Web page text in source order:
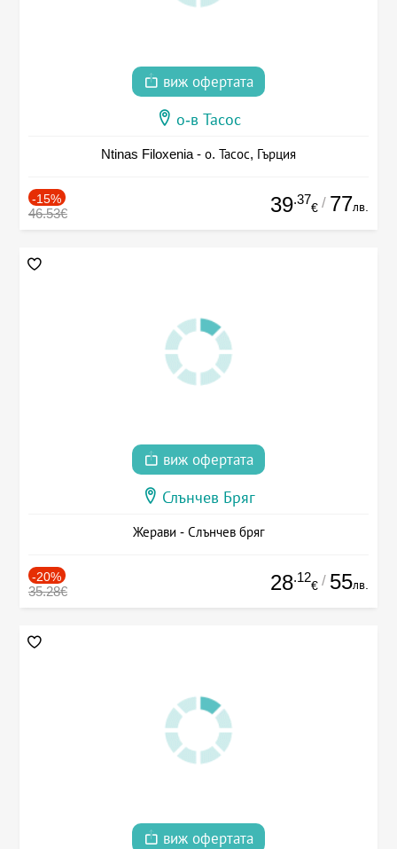
виж офертата
о-в Тасос
Ntinas Filoxenia - о. Тасос, Гърция
-15%
46.53€ 39.37
€ / 77лв.
виж офертата
Слънчев Бряг
Жерави - Слънчев бряг
-20%
35.28€ 28.12
€ / 55лв.
виж офертата